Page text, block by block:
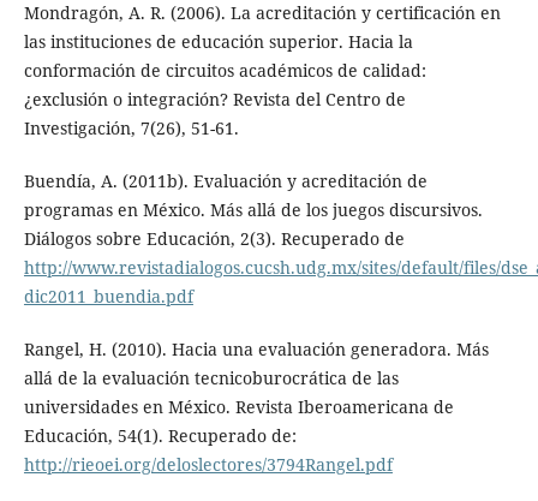
Mondragón, A. R. (2006). La acreditación y certificación en
las instituciones de educación superior. Hacia la
conformación de circuitos académicos de calidad:
¿exclusión o integración? Revista del Centro de
Investigación, 7(26), 51-61.
Buendía, A. (2011b). Evaluación y acreditación de
programas en México. Más allá de los juegos discursivos.
Diálogos sobre Educación, 2(3). Recuperado de
http://www.revistadialogos.cucsh.udg.mx/sites/default/files/
dic2011_buendia.pdf
Rangel, H. (2010). Hacia una evaluación generadora. Más
allá de la evaluación tecnicoburocrática de las
universidades en México. Revista Iberoamericana de
Educación, 54(1). Recuperado de:
http://rieoei.org/deloslectores/3794Rangel.pdf